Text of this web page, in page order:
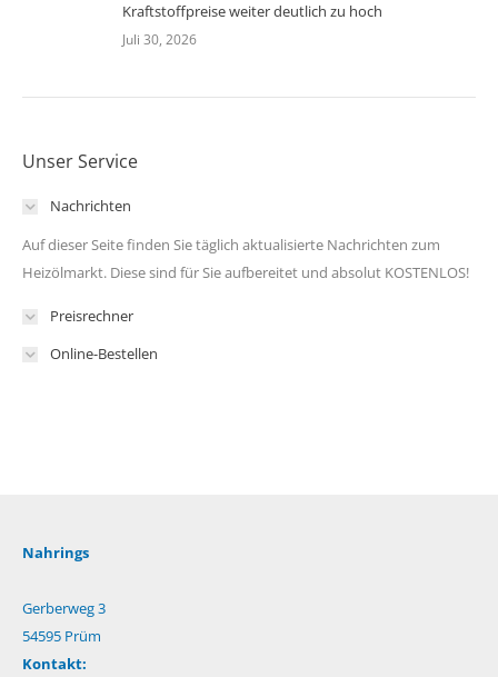
Kraftstoffpreise weiter deutlich zu hoch
Juli 30, 2026
Unser Service
Nachrichten
Auf dieser Seite finden Sie täglich aktualisierte Nachrichten zum
Heizölmarkt. Diese sind für Sie aufbereitet und absolut KOSTENLOS!
Preisrechner
Online-Bestellen
Nahrings
Gerberweg 3
54595 Prüm
Kontakt: